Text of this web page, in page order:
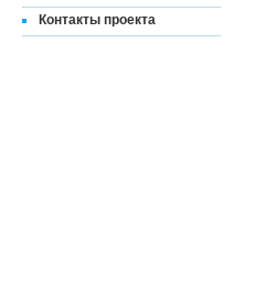
Контакты проекта